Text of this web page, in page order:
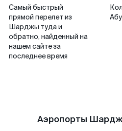
Самый быстрый
прямой перелет из
Шарджы туда и
обратно, найденный на
нашем сайте за
последнее время
Аэропорты